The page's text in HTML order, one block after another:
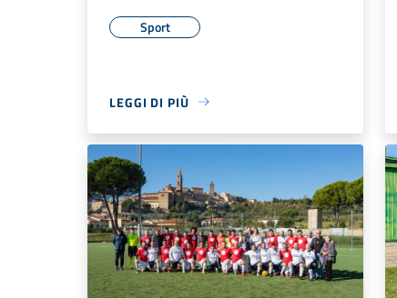
Sport
LEGGI DI PIÙ